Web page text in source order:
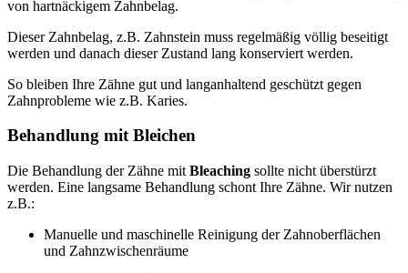
von hartnäckigem Zahnbelag.
Dieser Zahnbelag, z.B. Zahnstein muss regelmäßig völlig beseitigt
werden und danach dieser Zustand lang konserviert werden.
So bleiben Ihre Zähne gut und langanhaltend geschützt gegen
Zahnprobleme wie z.B. Karies.
Behandlung mit Bleichen
Die Behandlung der Zähne mit Bleaching sollte nicht überstürzt
werden. Eine langsame Behandlung schont Ihre Zähne. Wir nutzen
z.B.:
Manuelle und maschinelle Reinigung der Zahnoberflächen
und Zahnzwischenräume